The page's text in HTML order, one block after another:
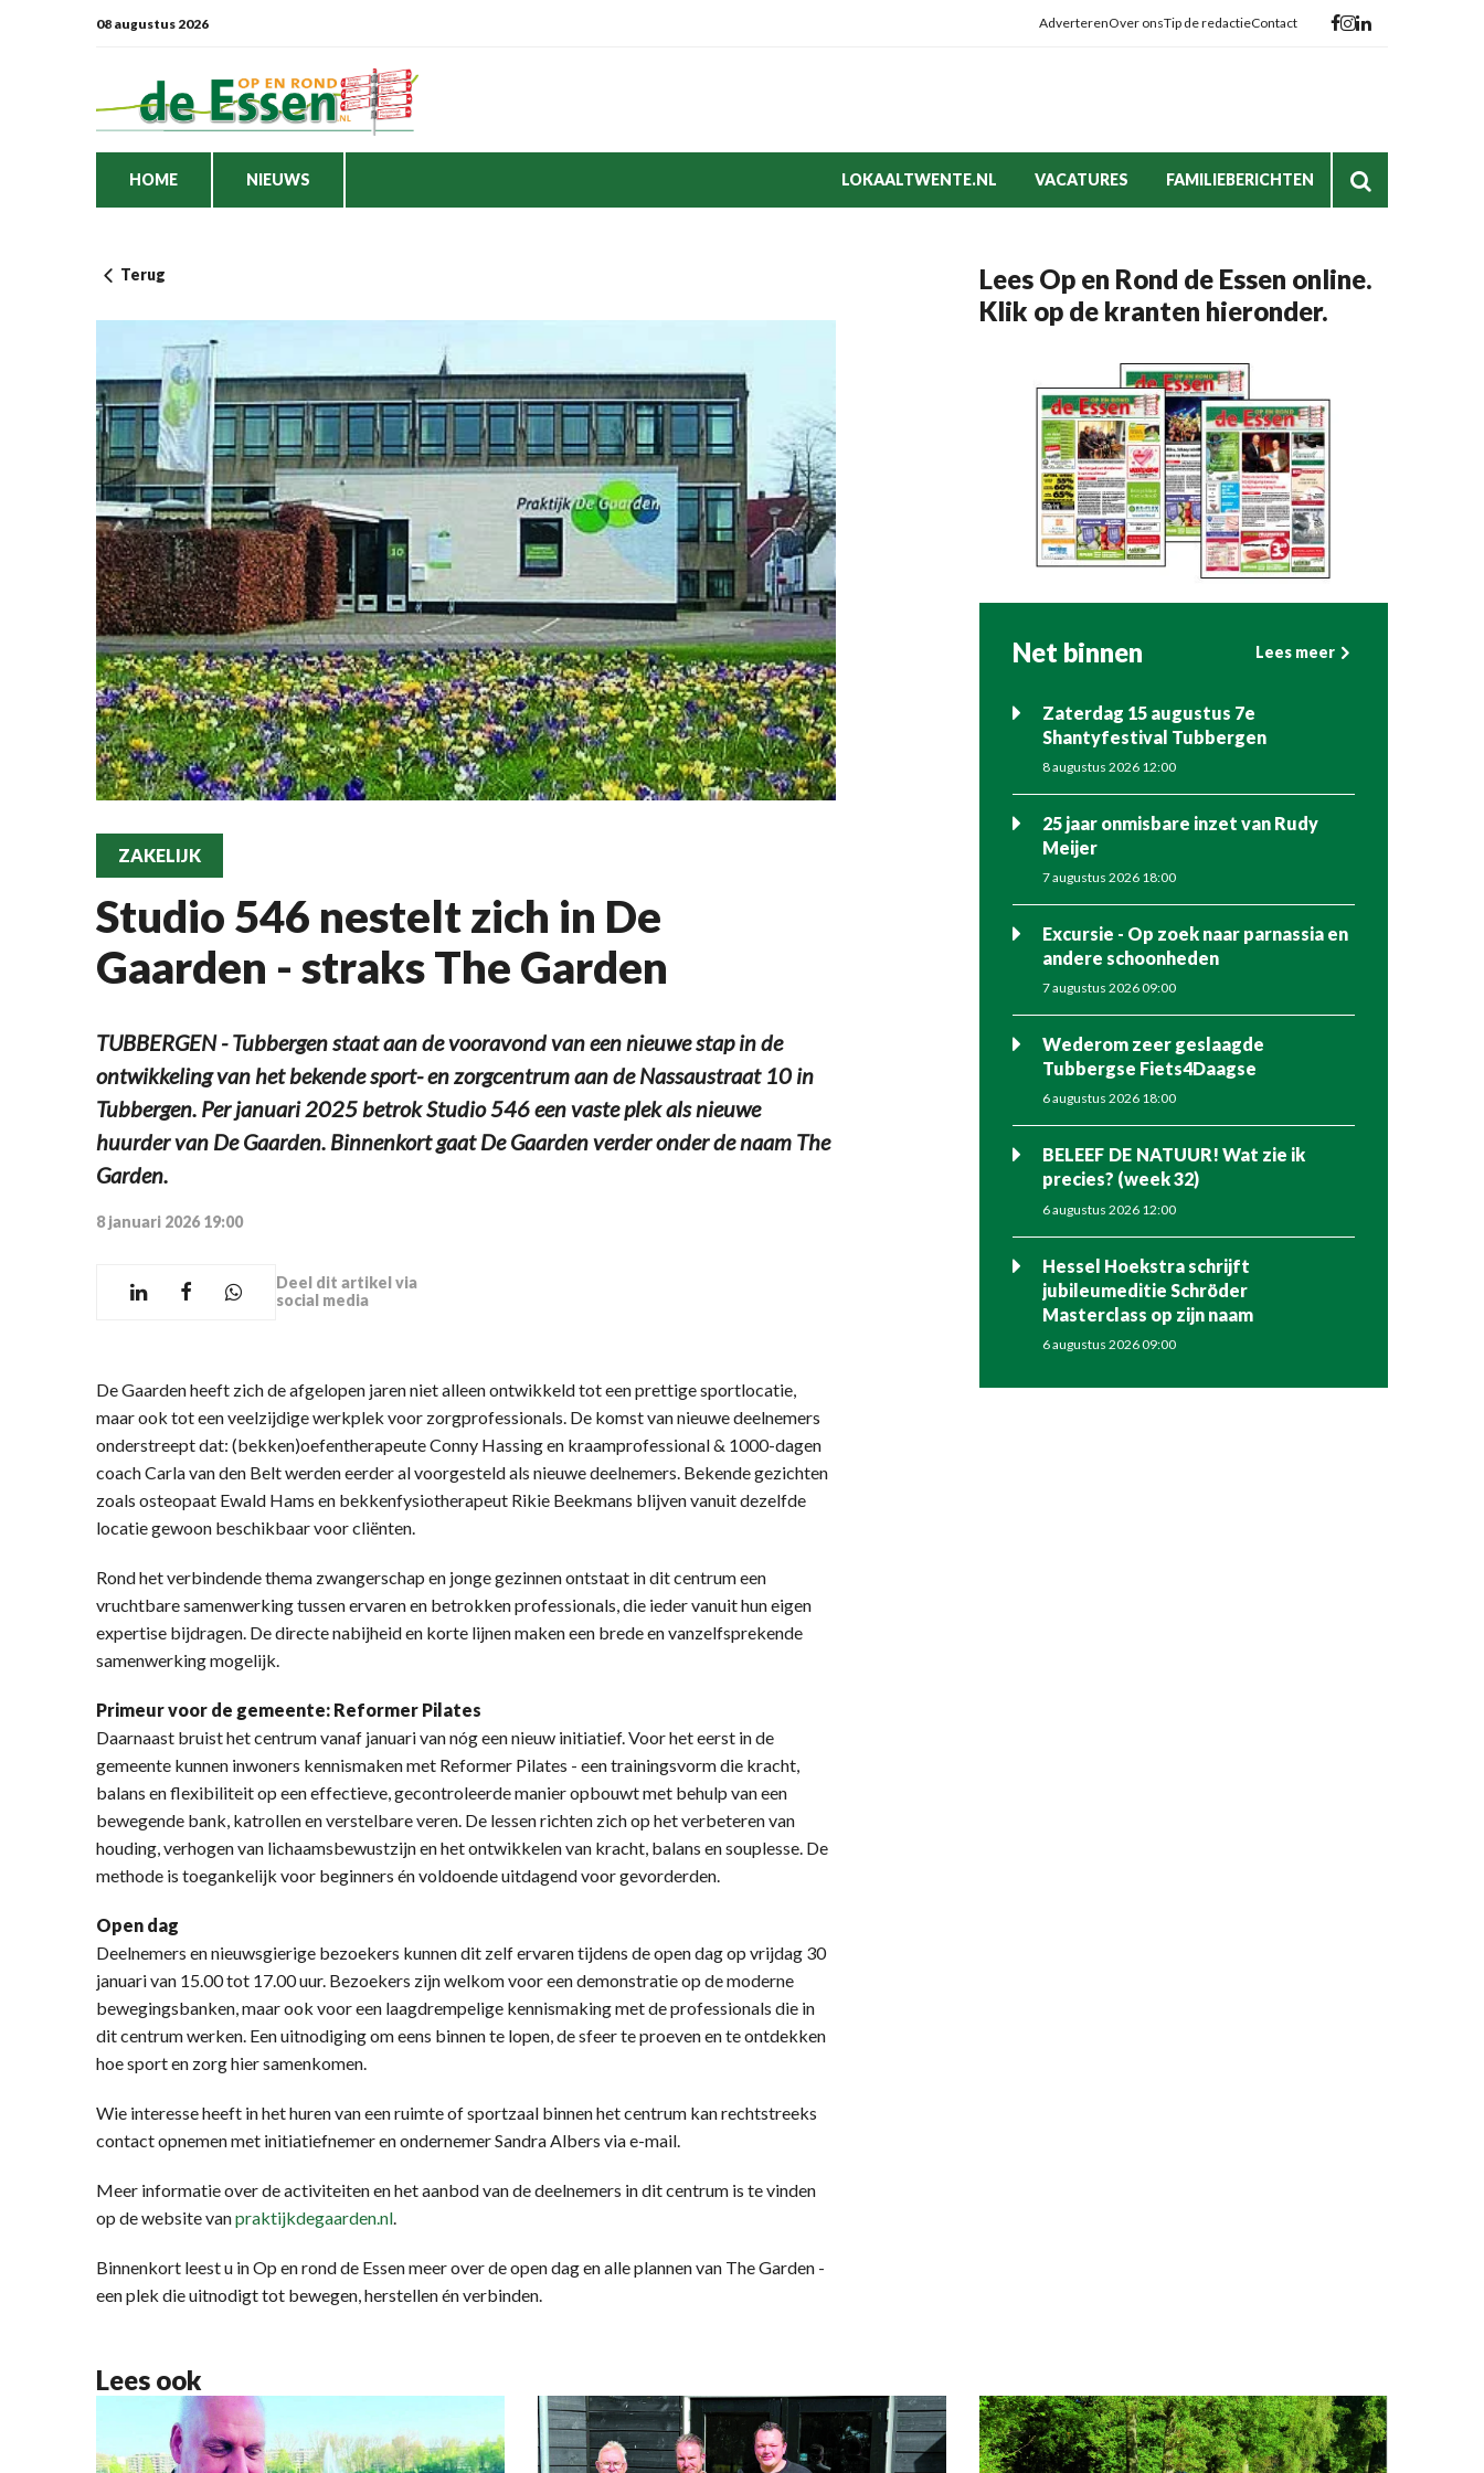
08 augustus 2026 AdverterenOver onsTip de redactieContact
HOME NIEUWS LOKAALTWENTE.NL VACATURES FAMILIEBERICHTEN
Terug
ZAKELIJK
Studio 546 nestelt zich in De
Gaarden - straks The Garden
TUBBERGEN - Tubbergen staat aan de vooravond van een nieuwe stap in de
ontwikkeling van het bekende sport- en zorgcentrum aan de Nassaustraat 10 in
Tubbergen. Per januari 2025 betrok Studio 546 een vaste plek als nieuwe
huurder van De Gaarden. Binnenkort gaat De Gaarden verder onder de naam The
Garden.
8 januari 2026 19:00
Deel dit artikel via
social media
De Gaarden heeft zich de afgelopen jaren niet alleen ontwikkeld tot een prettige sportlocatie,
maar ook tot een veelzijdige werkplek voor zorgprofessionals. De komst van nieuwe deelnemers
onderstreept dat: (bekken)oefentherapeute Conny Hassing en kraamprofessional & 1000-dagen
coach Carla van den Belt werden eerder al voorgesteld als nieuwe deelnemers. Bekende gezichten
zoals osteopaat Ewald Hams en bekkenfysiotherapeut Rikie Beekmans blijven vanuit dezelfde
locatie gewoon beschikbaar voor cliënten.
Rond het verbindende thema zwangerschap en jonge gezinnen ontstaat in dit centrum een
vruchtbare samenwerking tussen ervaren en betrokken professionals, die ieder vanuit hun eigen
expertise bijdragen. De directe nabijheid en korte lijnen maken een brede en vanzelfsprekende
samenwerking mogelijk.
Primeur voor de gemeente: Reformer Pilates
Daarnaast bruist het centrum vanaf januari van nóg een nieuw initiatief. Voor het eerst in de
gemeente kunnen inwoners kennismaken met Reformer Pilates - een trainingsvorm die kracht,
balans en flexibiliteit op een effectieve, gecontroleerde manier opbouwt met behulp van een
bewegende bank, katrollen en verstelbare veren. De lessen richten zich op het verbeteren van
houding, verhogen van lichaamsbewustzijn en het ontwikkelen van kracht, balans en souplesse. De
methode is toegankelijk voor beginners én voldoende uitdagend voor gevorderden.
Open dag
Deelnemers en nieuwsgierige bezoekers kunnen dit zelf ervaren tijdens de open dag op vrijdag 30
januari van 15.00 tot 17.00 uur. Bezoekers zijn welkom voor een demonstratie op de moderne
bewegingsbanken, maar ook voor een laagdrempelige kennismaking met de professionals die in
dit centrum werken. Een uitnodiging om eens binnen te lopen, de sfeer te proeven en te ontdekken
hoe sport en zorg hier samenkomen.
Wie interesse heeft in het huren van een ruimte of sportzaal binnen het centrum kan rechtstreeks
contact opnemen met initiatiefnemer en ondernemer Sandra Albers via e-mail.
Meer informatie over de activiteiten en het aanbod van de deelnemers in dit centrum is te vinden
op de website vanpraktijkdegaarden.nl
Binnenkort leest u in Op en rond de Essen meer over de open dag en alle plannen van The Garden -
een plek die uitnodigt tot bewegen, herstellen én verbinden.
Lees Op en Rond de Essen online.
Klik op de kranten hieronder.
Net binnen Lees meer
Zaterdag 15 augustus 7e
Shantyfestival Tubbergen
8 augustus 2026 12:00
25 jaar onmisbare inzet van Rudy
Meijer
7 augustus 2026 18:00
Excursie - Op zoek naar parnassia en
andere schoonheden
7 augustus 2026 09:00
Wederom zeer geslaagde
Tubbergse Fiets4Daagse
6 augustus 2026 18:00
BELEEF DE NATUUR! Wat zie ik
precies? (week 32)
6 augustus 2026 12:00
Hessel Hoekstra schrijft
jubileumeditie Schröder
Masterclass op zijn naam
6 augustus 2026 09:00
Lees ook